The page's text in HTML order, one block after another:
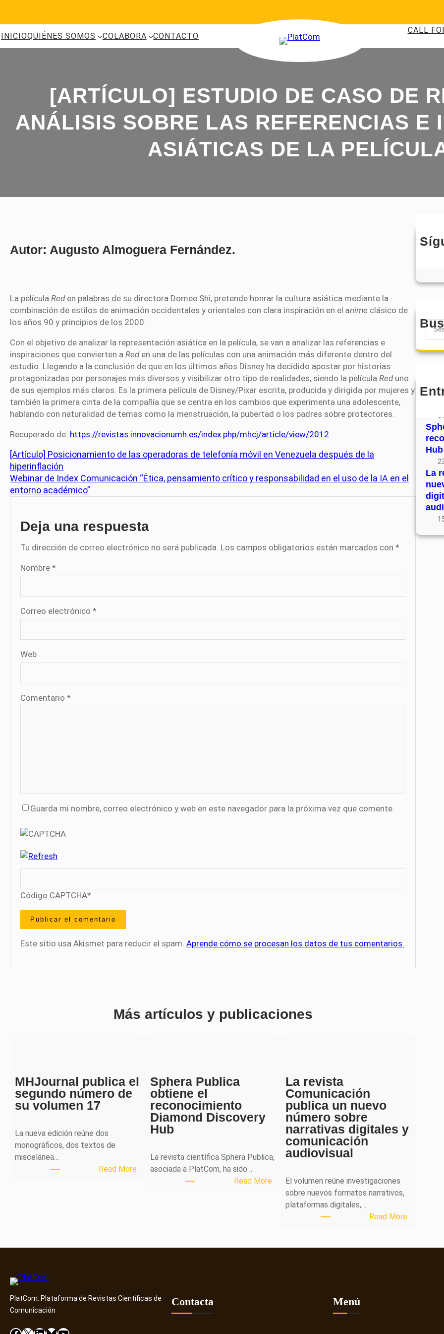
INICIOQUIÉNES SOMOS COLABORA CONTACTO
CALL
[ARTÍCULO] ESTUDIO DE CASO DE
ANÁLISIS SOBRE LAS REFERENCIAS E
ASIÁTICAS DE LA
Autor: Augusto Almoguera Fernández.
La película Reden palabras de su directora Domee Shi, pretende honrar la cultura asiática mediante la
combinación de estilos de animación occidentales y orientales con clara inspiración en el anime clásico de
los años 90 y principios de los 2000.
Con el objetivo de analizar la representación asiática en la película, se van a analizar las referencias e
inspiraciones que convierten a Reden una de las películas con una animación más diferente dentro del
estudio. Llegando a la conclusión de que en los últimos años Disney ha decidido apostar por historias
protagonizadas por personajes más diversos y visibilizar otro tipo de realidades, siendo la película Reduno
de sus ejemplos más claros. Es la primera película de Disney/Pixar escrita, producida y dirigida por mujeres y
también la primera cinta de la compañía que se centra en los cambios que experimenta una adolescente,
hablando con naturalidad de temas como la menstruación, la pubertad o los padres sobre protectores.
Recuperado de: https://revistas.innovacionumh.es/index.php/mhcj/article/view/2012
[Artículo] Posicionamiento de las operadoras de telefonía móvil en Venezuela después de la
hiperinflación
Webinar de Index Comunicación “Ética, pensamiento crítico y responsabilidad en el uso de la IA en el
entorno académico”
Deja una respuesta
Tu dirección de correo electrónico no será publicada. Los campos obligatorios están marcados con *
Nombre *
Correo electrónico *
Web
Comentario *
Guarda mi nombre, correo electrónico y web en este navegador para la próxima vez que comente.
Código CAPTCHA*
Este sitio usa Akismet para reducir el spam. Aprende cómo se procesan los datos de tus comentarios.
Más artículos y publicaciones
MHJournal publica el
segundo número de
su volumen 17
La nueva edición reúne dos
monográficos, dos textos de
miscelánea…
Read More:
u
Sphera Publica
obtiene el
reconocimiento
Diamond Discovery
Hub
La revista científica Sphera Publica,
asociada a PlatCom, ha sido…
Read More:
La revista
Comunicación
publica un nuevo
número sobre
narrativas digitales y
comunicación
audiovisual
El volumen reúne investigaciones
sobre nuevos formatos narrativos,
plataformas digitales,…
Read More:
S
a
Hub
La
PlatCom: Plataforma de Revistas Científicas de
Comunicación
Contacta Menú